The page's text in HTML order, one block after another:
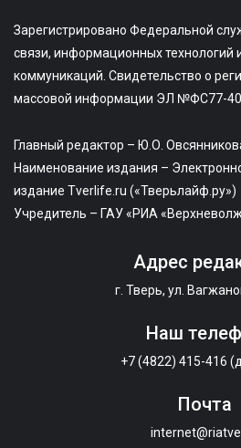
Зарегистрировано Федеральной
связи, информационных технологий
коммуникаций. Свидетельство о
массовой информации ЭЛ №ФС77-
Главный редактор – Ю.О.
Наименование издания –
издание Tverlife.ru («Тверьлайф.ру»)
Учредитель – ГАУ «РИА
Адрес
г. Тверь, ул.
Наш
+7 (4822) 415-416
Почта